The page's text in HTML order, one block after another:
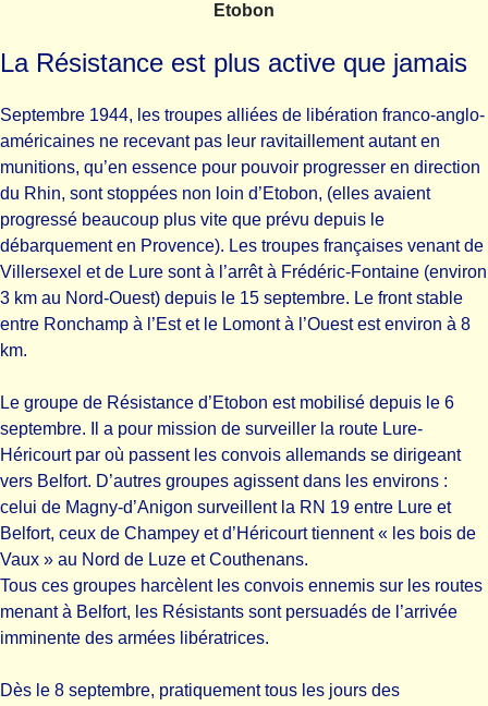
Etobon
La Résistance est plus active que jamais
Septembre 1944, les troupes alliées de libération franco-anglo-
américaines ne recevant pas leur ravitaillement autant en
munitions, qu’en essence pour pouvoir progresser en direction
du Rhin, sont stoppées non loin d’Etobon, (elles avaient
progressé beaucoup plus vite que prévu depuis le
débarquement en Provence). Les troupes françaises venant de
Villersexel et de Lure sont à l’arrêt à Frédéric-Fontaine (environ
3 km au Nord-Ouest) depuis le 15 septembre. Le front stable
entre Ronchamp à l’Est et le Lomont à l’Ouest est environ à 8
km.
Le groupe de Résistance d’Etobon est mobilisé depuis le 6
septembre. Il a pour mission de surveiller la route Lure-
Héricourt par où passent les convois allemands se dirigeant
vers Belfort. D’autres groupes agissent dans les environs :
celui de Magny-d’Anigon surveillent la RN 19 entre Lure et
Belfort, ceux de Champey et d’Héricourt tiennent « les bois de
Vaux » au Nord de Luze et Couthenans.
Tous ces groupes harcèlent les convois ennemis sur les routes
menant à Belfort, les Résistants sont persuadés de l’arrivée
imminente des armées libératrices.
Dès le 8 septembre, pratiquement tous les jours des